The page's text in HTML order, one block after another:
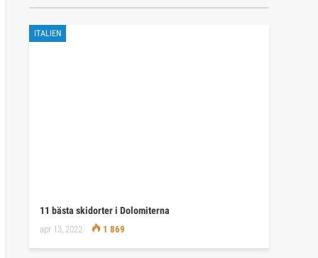
ITALIEN
11 bästa skidorter i Dolomiterna
apr 13, 2022 1 869